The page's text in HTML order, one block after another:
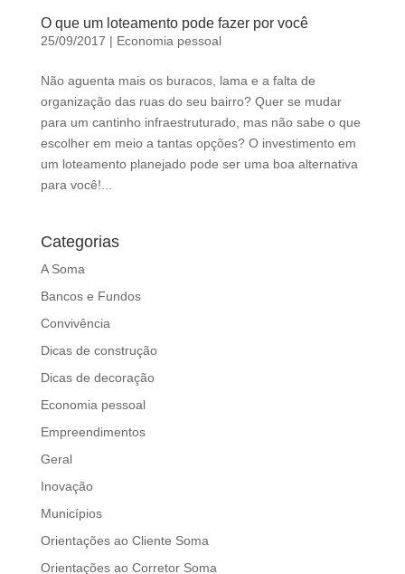
k
O que um loteamento pode fazer por você
25/09/2017 | Economia pessoal
Não aguenta mais os buracos, lama e a falta de
organização das ruas do seu bairro? Quer se mudar
para um cantinho infraestruturado, mas não sabe o que
escolher em meio a tantas opções? O investimento em
um loteamento planejado pode ser uma boa alternativa
para você!...
Categorias
A Soma
Bancos e Fundos
Convivência
Dicas de construção
Dicas de decoração
Economia pessoal
Empreendimentos
Geral
Inovação
Municípios
Orientações ao Cliente Soma
Orientações ao Corretor Soma